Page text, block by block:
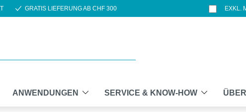
GRATIS LIEFERUNG AB CHF 300 EXKL.
ANWENDUNGEN SERVICE & KNOW-HOW